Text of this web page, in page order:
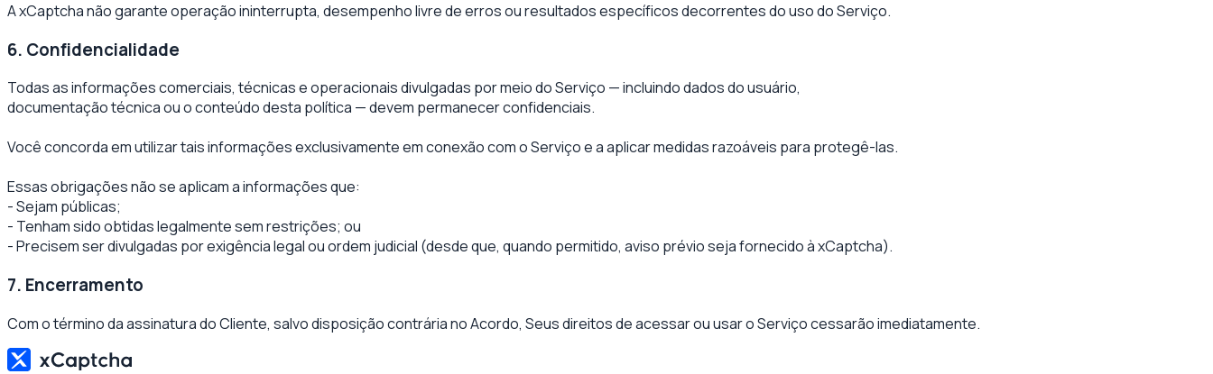
A xCaptcha não garante operação ininterrupta, desempenho livre de erros ou resultados específicos decorrentes do uso do Serviço.
6. Confidencialidade
Todas as informações comerciais, técnicas e operacionais divulgadas por meio do Serviço — incluindo dados do usuário,
documentação técnica ou o conteúdo desta política — devem permanecer confidenciais.
Você concorda em utilizar tais informações exclusivamente em conexão com o Serviço e a aplicar medidas razoáveis para protegê-las.
Essas obrigações não se aplicam a informações que:
- Sejam públicas;
- Tenham sido obtidas legalmente sem restrições; ou
- Precisem ser divulgadas por exigência legal ou ordem judicial (desde que, quando permitido, aviso prévio seja fornecido à xCaptcha).
7. Encerramento
Com o término da assinatura do Cliente, salvo disposição contrária no Acordo, Seus direitos de acessar ou usar o Serviço cessarão imediatamente.